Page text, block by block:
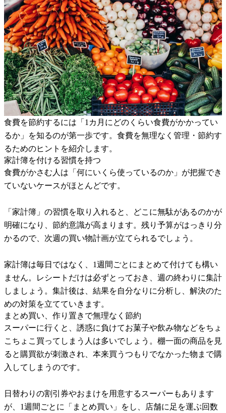
食費を節約するには「1カ月にどのくらい食費がかかってい
るか」を知るのが第一歩です。食費を無理なく管理・節約す
るためのヒントを紹介します。
家計簿を付ける習慣を持つ
食費がかさむ人は「何にいくら使っているのか」が把握でき
ていないケースがほとんどです。
「家計簿」の習慣を取り入れると、どこに無駄があるのかが
明確になり、節約意識が高まります。残り予算がはっきり分
かるので、次週の買い物計画が立てられるでしょう。
家計簿は毎日ではなく、1週間ごとにまとめて付けても構い
ません。レシートだけは必ずとっておき、週の終わりに集計
しましょう。集計後は、結果を自分なりに分析し、解決のた
めの対策を立てていきます。
まとめ買い、作り置きで無理なく節約
スーパーに行くと、誘惑に負けてお菓子や飲み物などをちょ
こちょこ買ってしまう人は多いでしょう。棚一面の商品を見
ると購買欲が刺激され、本来買うつもりでなかった物まで購
入してしまうのです。
日替わりの割引券やおまけを用意するスーパーもあります
が、1週間ごとに「まとめ買い」をし、店舗に足を運ぶ回数